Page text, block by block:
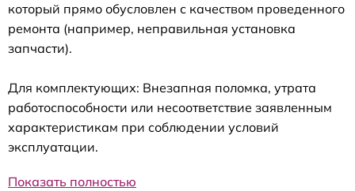
который прямо обусловлен с качеством проведенного
ремонта (например, неправильная установка
запчасти).
Для комплектующих: Внезапная поломка, утрата
работоспособности или несоответствие заявленным
характеристикам при соблюдении условий
эксплуатации.
Показать полностью